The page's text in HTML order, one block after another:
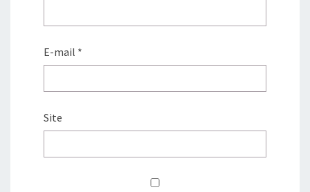
E-mail *
Site